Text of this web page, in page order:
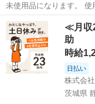
未使用品になります。 使
質な方はご遠慮下さい🙇‍♀️ ⚠️定形文のみの方はお返事致しません。ご了
承下さい。 ⚠️購入希望の方はお手数ですが、プロフィール一読お願い
致します🙇‍♀️...
群馬 北群馬郡
≪月収
助
時給
日払い
株式会
茨城県